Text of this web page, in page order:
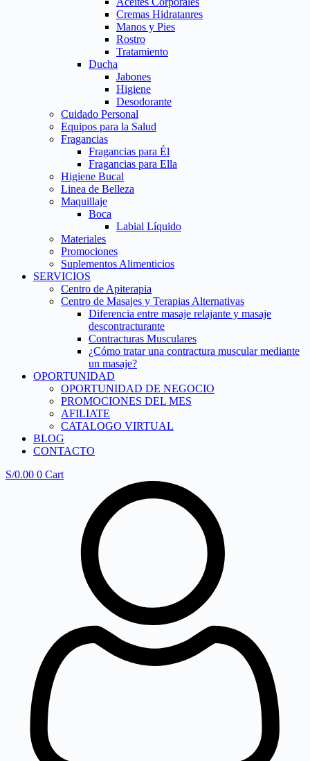
Cremas Hidratanres
Manos y Pies
Rostro
Tratamiento
Ducha
Jabones
Higiene
Desodorante
Cuidado Personal
Equipos para la Salud
Fragancias
Fragancias para Él
Fragancias para Ella
Higiene Bucal
Linea de Belleza
Maquillaje
Boca
Labial Líquido
Materiales
Promociones
Suplementos Alimenticios
SERVICIOS
Centro de Apiterapia
Centro de Masajes y Terapias Alternativas
Diferencia entre masaje relajante y masaje
descontracturante
Contracturas Musculares
¿Cómo tratar una contractura muscular mediante
un masaje?
OPORTUNIDAD
OPORTUNIDAD DE NEGOCIO
PROMOCIONES DEL MES
AFILIATE
CATALOGO VIRTUAL
BLOG
CONTACTO
S/0.00 0 Cart